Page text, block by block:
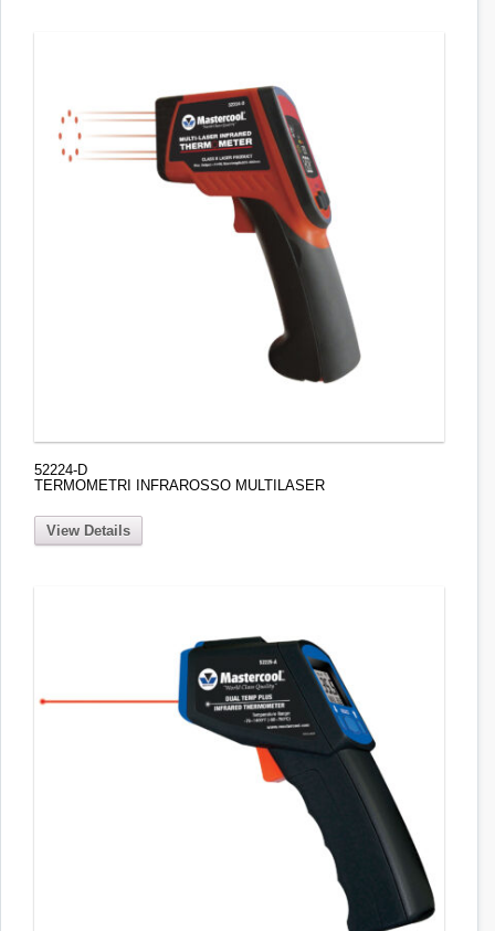
52224-D
TERMOMETRI INFRAROSSO MULTILASER
View Details